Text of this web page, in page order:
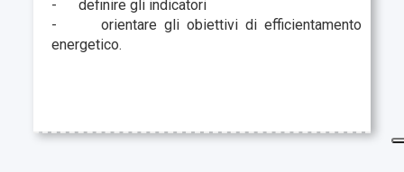
- definire gli indicatori
- orientare gli obiettivi di efficientamento
energetico.